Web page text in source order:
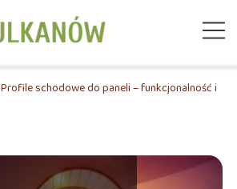
Profile schodowe do paneli – funkcjonalność i